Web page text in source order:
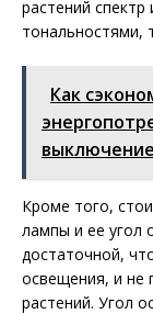
растений спектр
тональностями,
Как
Кроме того,
лампы и ее
достаточной,
освещения, и не
растений. Угол